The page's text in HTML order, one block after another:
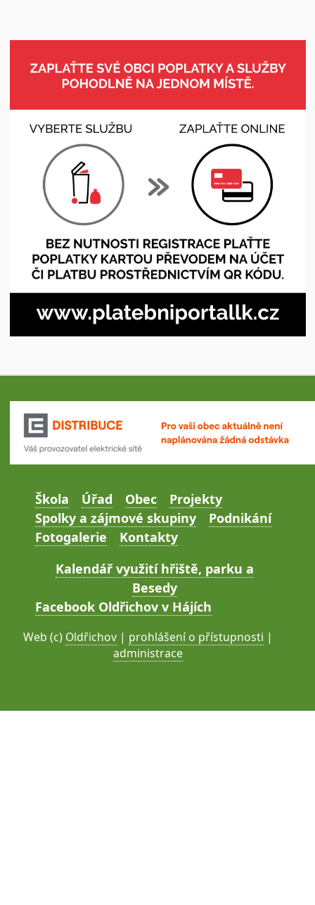
Škola Úřad Obec
Projekty
Spolky a zájmové skupiny
Podnikání
Fotogalerie
Kontakty
Kalendář využití hřiště, parku a
Besedy
Facebook Oldřichov v Hájích
Web (c) Oldřichov | prohlášení o přístupnosti |
administrace